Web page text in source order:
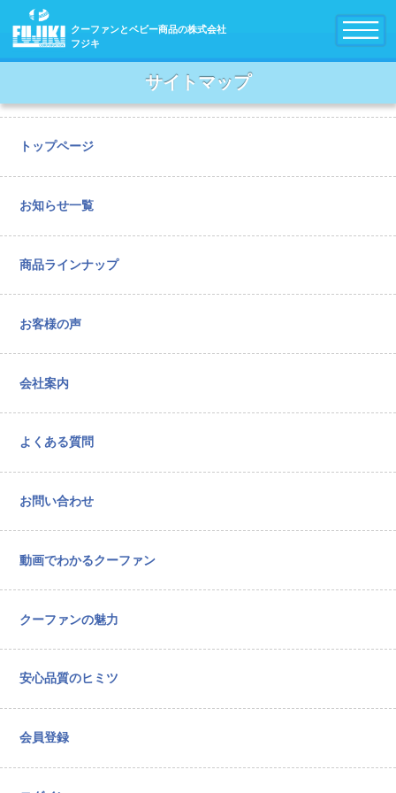
クーファンとベビー商品の株式会社
フジキ
サイトマップ
トップページ
お知らせ一覧
商品ラインナップ
お客様の声
会社案内
よくある質問
お問い合わせ
動画でわかるクーファン
クーファンの魅力
安心品質のヒミツ
会員登録